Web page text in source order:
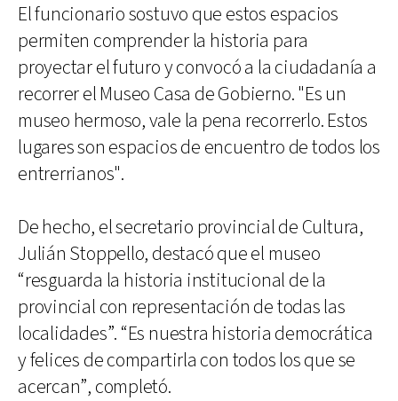
El funcionario sostuvo que estos espacios
permiten comprender la historia para
proyectar el futuro y convocó a la ciudadanía a
recorrer el Museo Casa de Gobierno. "Es un
museo hermoso, vale la pena recorrerlo. Estos
lugares son espacios de encuentro de todos los
entrerrianos".
De hecho, el secretario provincial de Cultura,
Julián Stoppello, destacó que el museo
“resguarda la historia institucional de la
provincial con representación de todas las
localidades”. “Es nuestra historia democrática
y felices de compartirla con todos los que se
acercan”, completó.